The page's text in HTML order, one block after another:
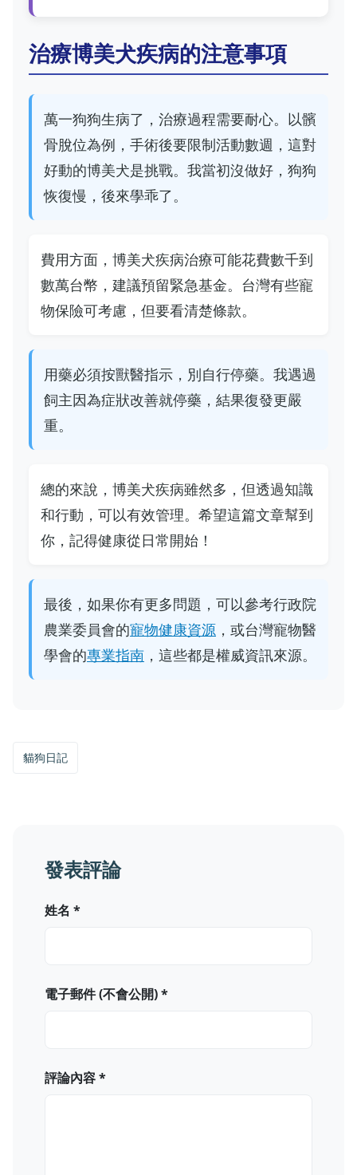
治療博美犬疾病的注意事項
萬一狗狗生病了，治療過程需要耐心。以髕
骨脫位為例，手術後要限制活動數週，這對
好動的博美犬是挑戰。我當初沒做好，狗狗
恢復慢，後來學乖了。
費用方面，博美犬疾病治療可能花費數千到
數萬台幣，建議預留緊急基金。台灣有些寵
物保險可考慮，但要看清楚條款。
用藥必須按獸醫指示，別自行停藥。我遇過
飼主因為症狀改善就停藥，結果復發更嚴
重。
總的來說，博美犬疾病雖然多，但透過知識
和行動，可以有效管理。希望這篇文章幫到
你，記得健康從日常開始！
最後，如果你有更多問題，可以參考行政院
農業委員會的寵物健康資源 ，或台灣寵物醫
學會的專業指南 ，這些都是權威資訊來源。
貓狗日記
發表評論
姓名 *
電子郵件 (不會公開) *
評論內容 *